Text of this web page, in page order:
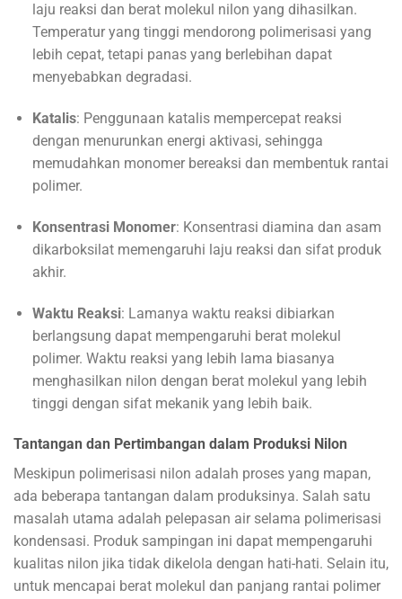
laju reaksi dan berat molekul nilon yang dihasilkan.
Temperatur yang tinggi mendorong polimerisasi yang
lebih cepat, tetapi panas yang berlebihan dapat
menyebabkan degradasi.
Katalis: Penggunaan katalis mempercepat reaksi
dengan menurunkan energi aktivasi, sehingga
memudahkan monomer bereaksi dan membentuk rantai
polimer.
Konsentrasi Monomer: Konsentrasi diamina dan asam
dikarboksilat memengaruhi laju reaksi dan sifat produk
akhir.
Waktu Reaksi: Lamanya waktu reaksi dibiarkan
berlangsung dapat mempengaruhi berat molekul
polimer. Waktu reaksi yang lebih lama biasanya
menghasilkan nilon dengan berat molekul yang lebih
tinggi dengan sifat mekanik yang lebih baik.
Tantangan dan Pertimbangan dalam Produksi Nilon
Meskipun polimerisasi nilon adalah proses yang mapan,
ada beberapa tantangan dalam produksinya. Salah satu
masalah utama adalah pelepasan air selama polimerisasi
kondensasi. Produk sampingan ini dapat mempengaruhi
kualitas nilon jika tidak dikelola dengan hati-hati. Selain itu,
untuk mencapai berat molekul dan panjang rantai polimer